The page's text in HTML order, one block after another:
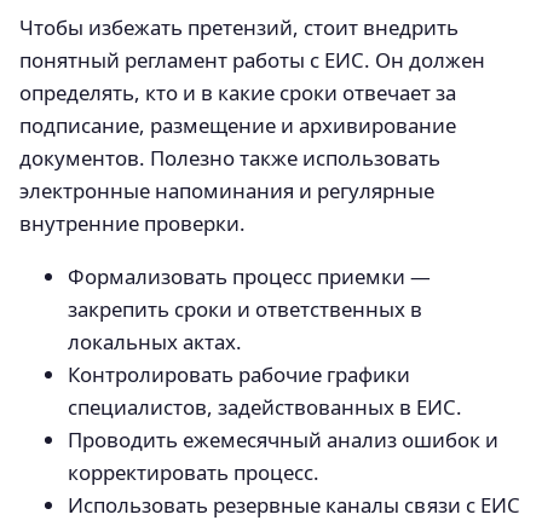
Чтобы избежать претензий, стоит внедрить
понятный регламент работы с ЕИС. Он должен
определять, кто и в какие сроки отвечает за
подписание, размещение и архивирование
документов. Полезно также использовать
электронные напоминания и регулярные
внутренние проверки.
Формализовать процесс приемки —
закрепить сроки и ответственных в
локальных актах.
Контролировать рабочие графики
специалистов, задействованных в ЕИС.
Проводить ежемесячный анализ ошибок и
корректировать процесс.
Использовать резервные каналы связи с ЕИС